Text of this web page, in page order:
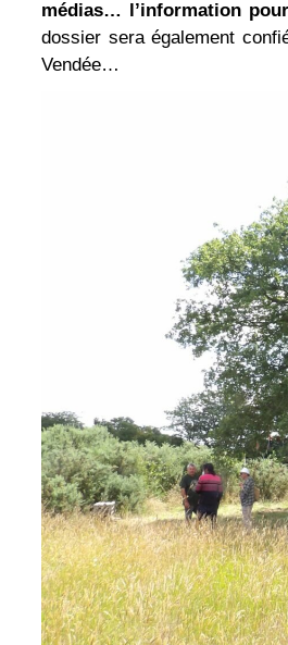
médias… l’information
dossier sera également
Vendée…